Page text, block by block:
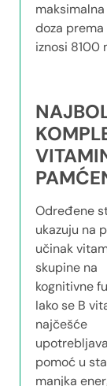
doza
iznosi 8100
Određene
ukazuju na
učinak
skupine na
kognitivne
Iako se B
najčešće
pomoć u
manjka